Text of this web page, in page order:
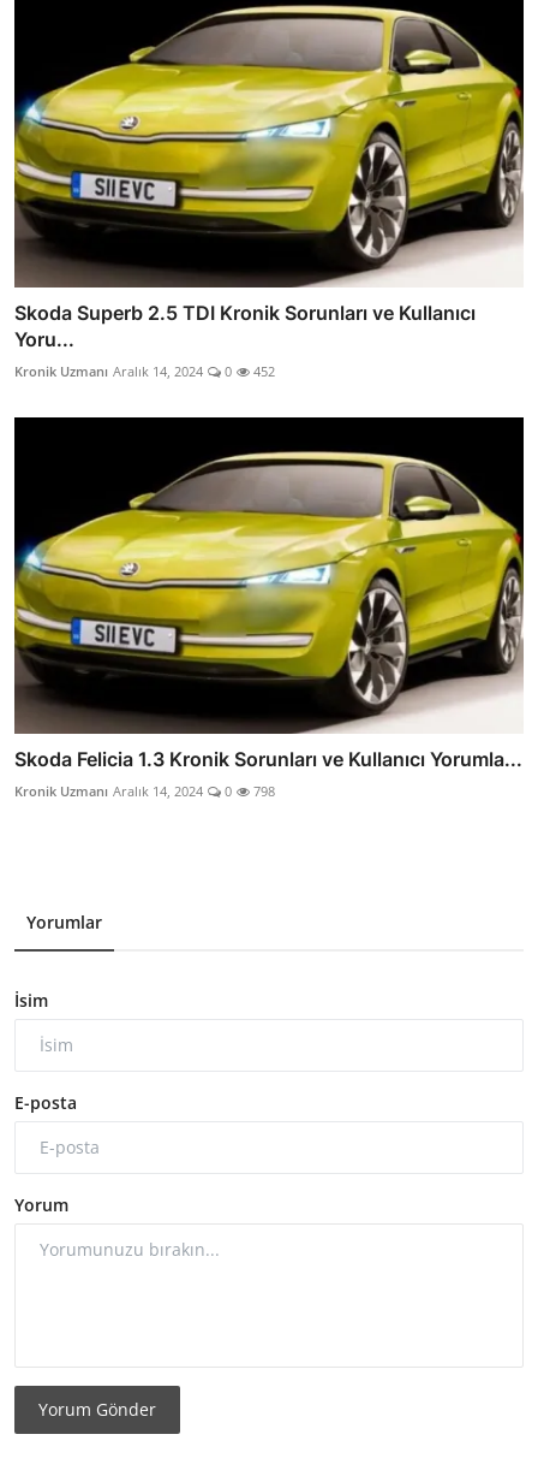
Skoda Superb 2.5 TDI Kronik Sorunları ve Kullanıcı
Yoru...
Kronik Uzmanı Aralık 14, 2024 0 452
Skoda Felicia 1.3 Kronik Sorunları ve Kullanıcı Yorumla...
Kronik Uzmanı Aralık 14, 2024 0 798
Yorumlar
İsim
E-posta
Yorum
Yorum Gönder